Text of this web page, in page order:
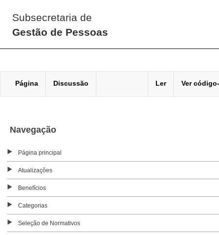
Subsecretaria de
Gestão de Pessoas
Página Discussão Ler Ver
Navegação
Página principal
Atualizações
Benefícios
Categorias
Seleção de Normativos